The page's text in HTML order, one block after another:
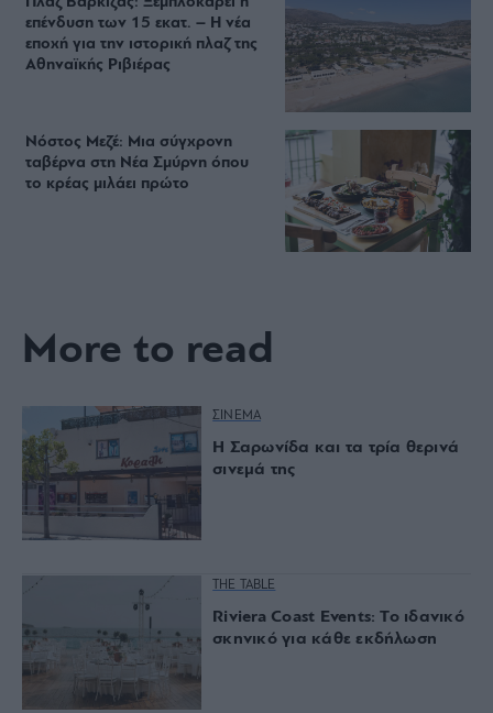
επένδυση των 15 εκατ. – Η νέα
εποχή για την ιστορική πλαζ της
Αθηναϊκής Ριβιέρας
Νόστος Μεζέ: Μια σύγχρονη
ταβέρνα στη Νέα Σμύρνη όπου
το κρέας μιλάει πρώτο
More to read
ΣΙΝΕΜΑ
Η Σαρωνίδα και τα τρία θερινά
σινεμά της
THE TABLE
Riviera Coast Events: Το ιδανικό
σκηνικό για κάθε εκδήλωση